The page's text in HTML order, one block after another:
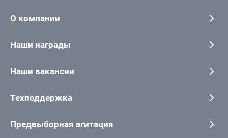
О компании
Наши награды
Наши вакансии
Техподдержка
Предвыборная агитация